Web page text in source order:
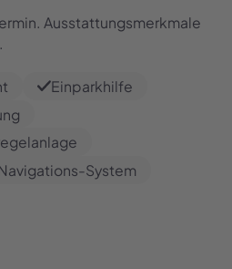
Ausstattungsmerkmale
Einparkhilfe
System